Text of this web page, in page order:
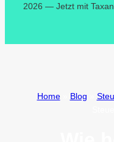
2026 — Jetzt mit
Home» Blog